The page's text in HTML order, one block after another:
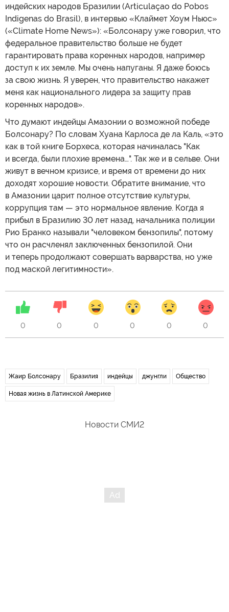
индейских народов Бразилии (Articulaçao do Pobos
Indigenas do Brasil), в интервью «Клаймет Хоум Ньюс»
(«Climate Home News»): «Болсонару уже говорил, что
федеральное правительство больше не будет
гарантировать права коренных народов, например
доступ к их земле. Мы очень напуганы. Я даже боюсь
за свою жизнь. Я уверен, что правительство накажет
меня как национального лидера за защиту прав
коренных народов».
Что думают индейцы Амазонии о возможной победе
Болсонару? По словам Хуана Карлоса де ла Каль, «это
как в той книге Борхеса, которая начиналась "Как
и всегда, были плохие времена…". Так же и в сельве. Они
живут в вечном кризисе, и время от времени до них
доходят хорошие новости. Обратите внимание, что
в Амазонии царит полное отсутствие культуры,
коррупция там — это нормальное явление. Когда я
прибыл в Бразилию 30 лет назад, начальника полиции
Рио Бранко называли "человеком бензопилы", потому
что он расчленял заключенных бензопилой. Они
и теперь продолжают совершать варварства, но уже
под маской легитимности».
0 0 0 0 0 0
Жаир Болсонару Бразилия индейцы джунгли Общество
Новая жизнь в Латинской Америке
Новости СМИ2